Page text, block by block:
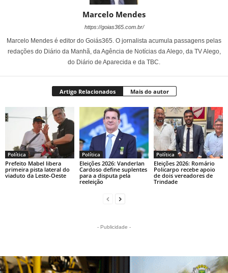
Marcelo Mendes
https://goias365.com.br/
Marcelo Mendes é editor do Goiás365. O jornalista acumula passagens pelas
redações do Diário da Manhã, da Agência de Notícias da Alego, da TV Alego,
do Diário de Aparecida e da TBC.
Artigo Relacionados Mais do autor
Política
Prefeito Mabel libera
primeira pista lateral do
viaduto da Leste-Oeste
Política
Eleições 2026: Vanderlan
Cardoso define suplentes
para a disputa pela
reeleição
Política
Eleições 2026: Romário
Policarpo recebe apoio
de dois vereadores de
Trindade
- Publicidade -